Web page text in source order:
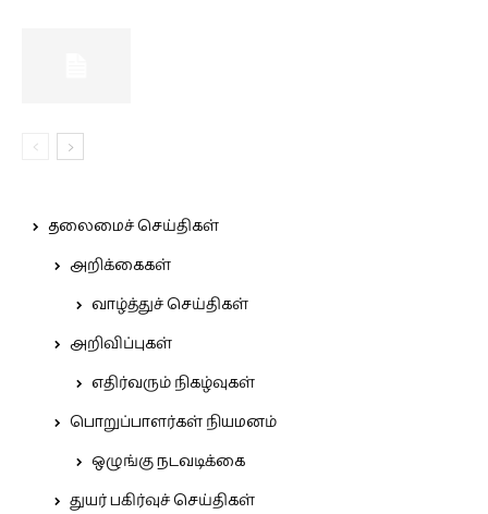
தலைமைச் செய்திகள்
அறிக்கைகள்
வாழ்த்துச் செய்திகள்
அறிவிப்புகள்
எதிர்வரும் நிகழ்வுகள்
பொறுப்பாளர்கள் நியமனம்
ஒழுங்கு நடவடிக்கை
துயர் பகிர்வுச் செய்திகள்